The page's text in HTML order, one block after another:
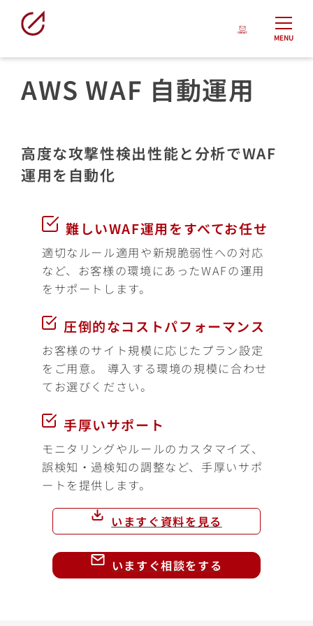
MENU
AWS WAF 自動運用
高度な攻撃性検出性能と分析でWAF
運用を自動化
難しいWAF運用をすべてお任せ
適切なルール適用や新規脆弱性への対応
など、お客様の環境にあったWAFの運用
をサポートします。
圧倒的なコストパフォーマンス
お客様のサイト規模に応じたプラン設定
をご用意。 導入する環境の規模に合わせ
てお選びください。
手厚いサポート
モニタリングやルールのカスタマイズ、
誤検知・過検知の調整など、手厚いサポ
ートを提供します。
いますぐ資料を見る
いますぐ相談をする